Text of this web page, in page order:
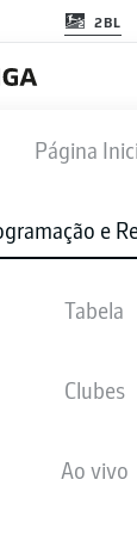
2BL
Página
e
Tabela
Clubes
Ao vivo